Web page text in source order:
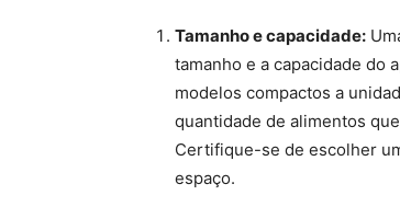
Tamanho e capacidade:
tamanho e a capacidade do
modelos compactos a
quantidade de alimentos
Certifique-se de escolher
espaço.